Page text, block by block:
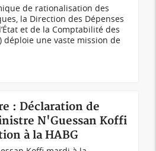
de rationalisation des
la Direction des Dépenses
et de la Comptabilité des
déploie une vaste mission de
: Déclaration de
N'Guessan Koffi
à la HABG